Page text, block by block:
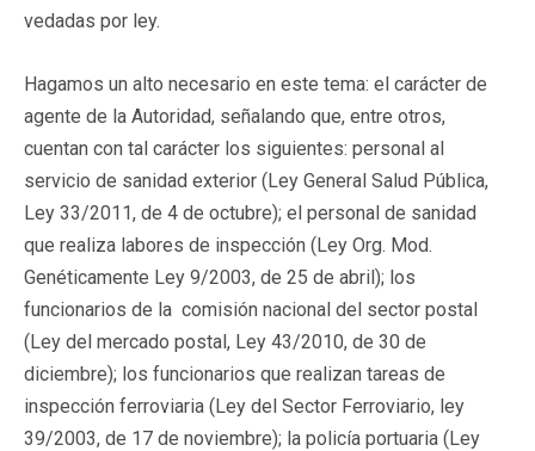
vedadas por ley.
Hagamos un alto necesario en este tema: el carácter de
agente de la Autoridad, señalando que, entre otros,
cuentan con tal carácter los siguientes: personal al
servicio de sanidad exterior (Ley General Salud Pública,
Ley 33/2011, de 4 de octubre); el personal de sanidad
que realiza labores de inspección (Ley Org. Mod.
Genéticamente Ley 9/2003, de 25 de abril); los
funcionarios de la comisión nacional del sector postal
(Ley del mercado postal, Ley 43/2010, de 30 de
diciembre); los funcionarios que realizan tareas de
inspección ferroviaria (Ley del Sector Ferroviario, ley
39/2003, de 17 de noviembre); la policía portuaria (Ley